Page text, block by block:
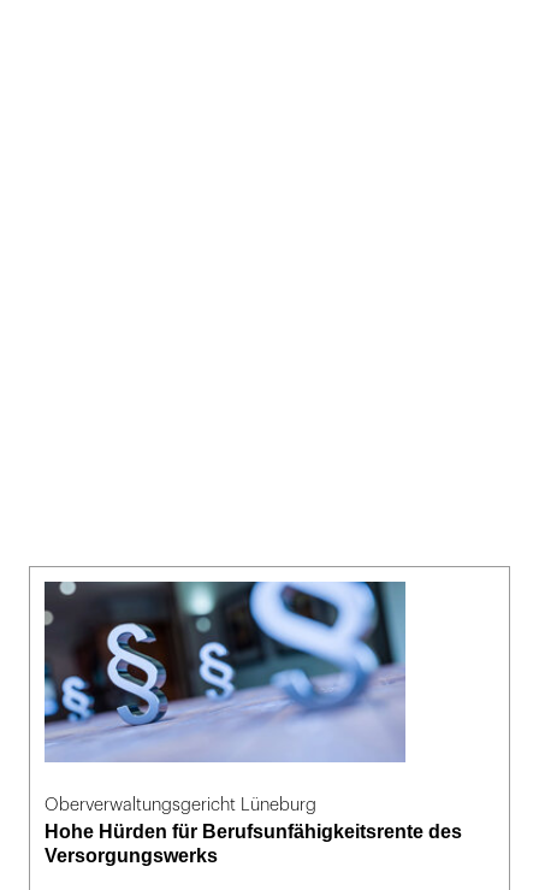
Oberverwaltungsgericht Lüneburg
Hohe Hürden für Berufsunfähigkeitsrente des
Versorgungswerks